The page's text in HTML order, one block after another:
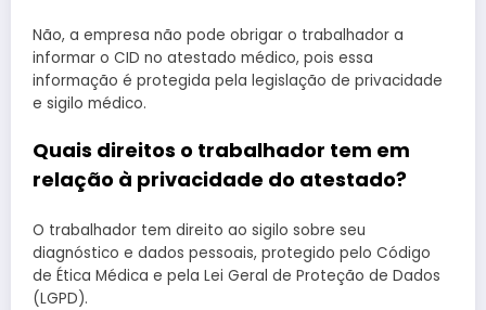
Não, a empresa não pode obrigar o trabalhador a
informar o CID no atestado médico, pois essa
informação é protegida pela legislação de privacidade
e sigilo médico.
Quais direitos o trabalhador tem em
relação à privacidade do atestado?
O trabalhador tem direito ao sigilo sobre seu
diagnóstico e dados pessoais, protegido pelo Código
de Ética Médica e pela Lei Geral de Proteção de Dados
(LGPD).